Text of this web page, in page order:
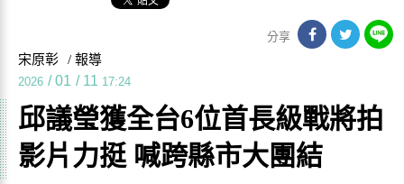
分享
宋原彰 / 報導
2026 / 01 / 11 17:24
邱議瑩獲全台6位首長級戰將拍
影片力挺 喊跨縣市大團結